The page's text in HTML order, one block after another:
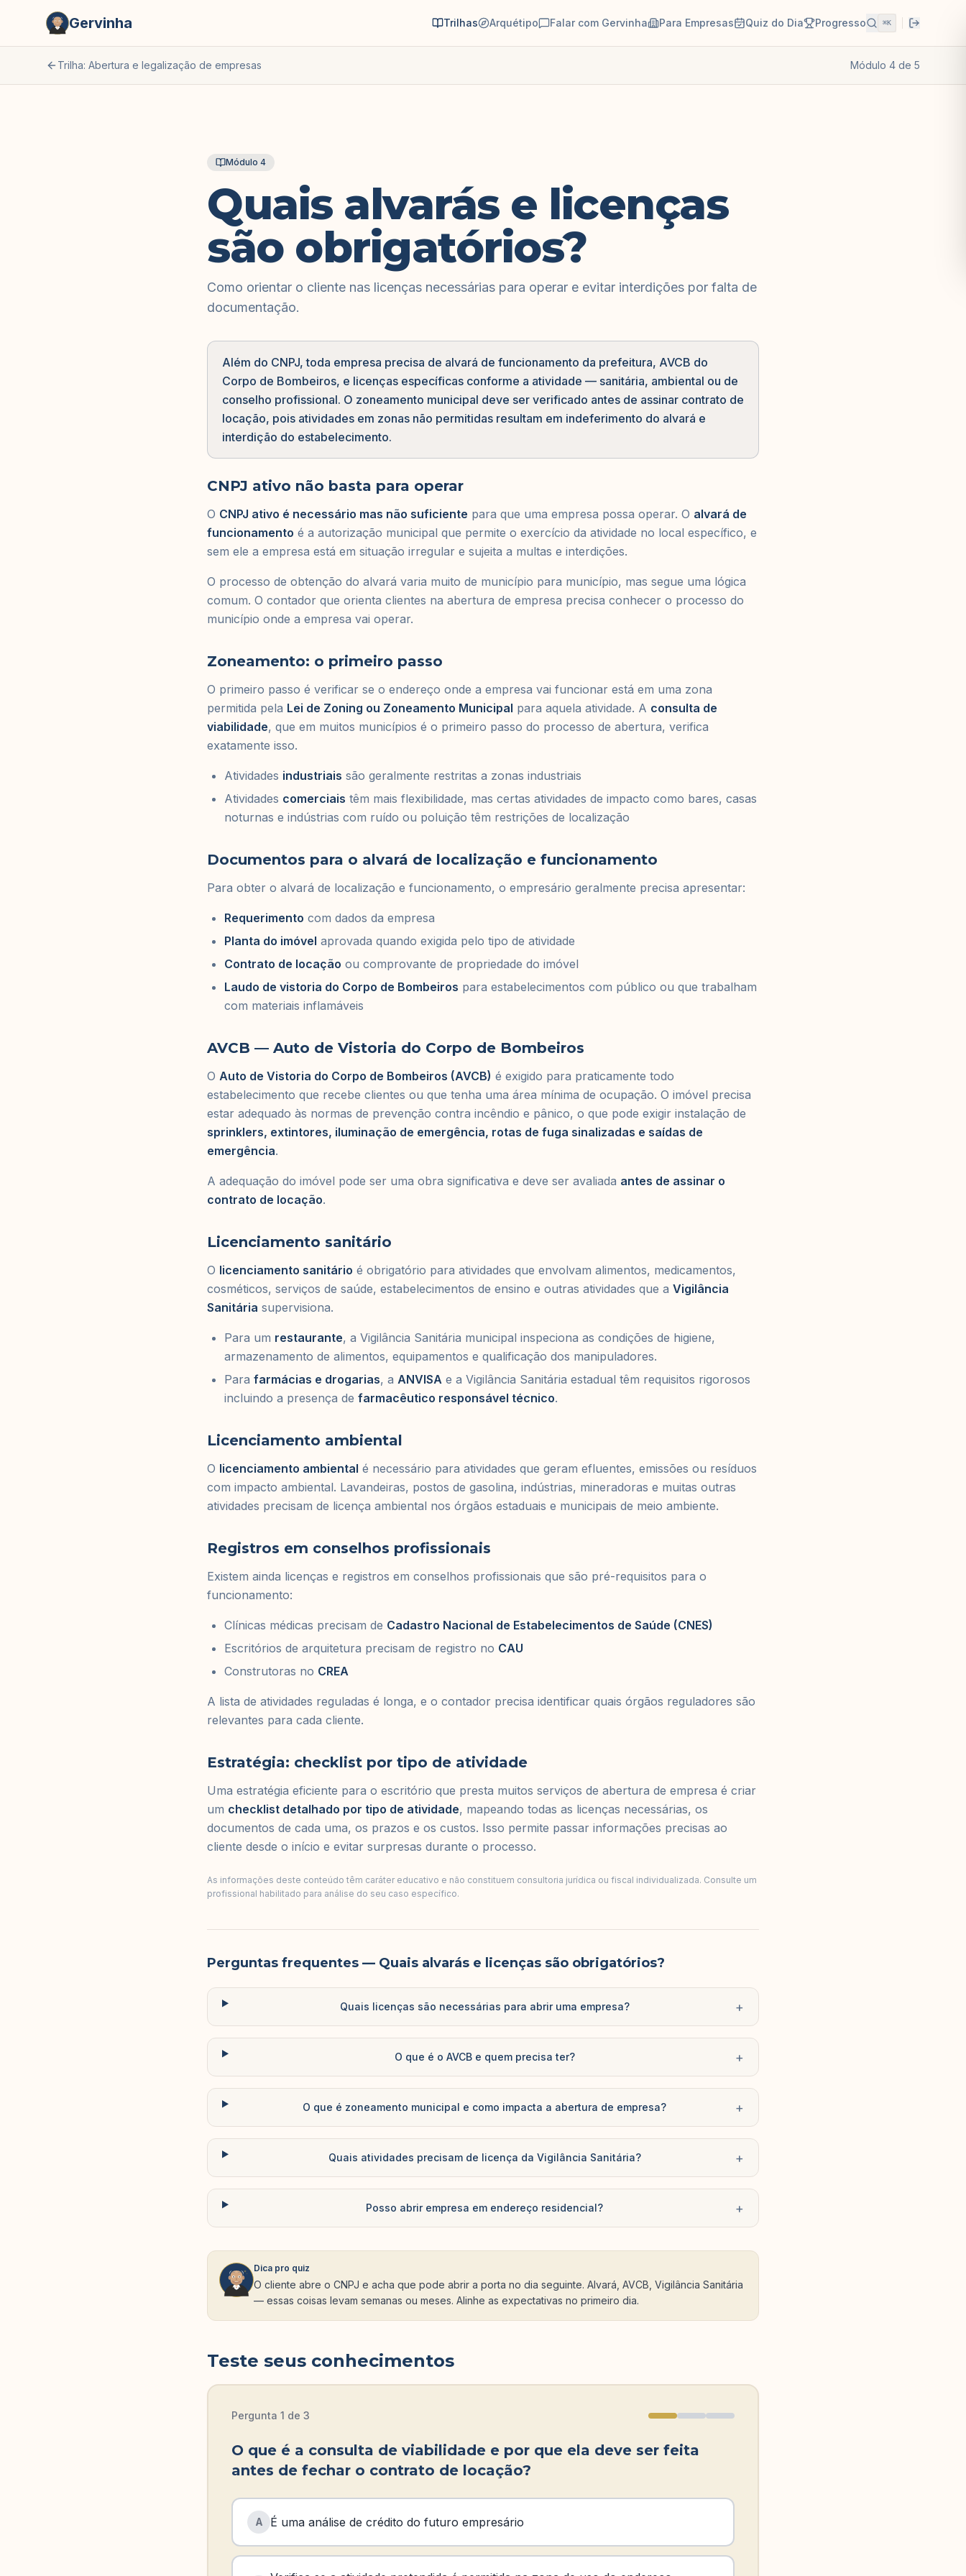
Gervinha Trilhas Arquétipo Falar com Gervinha Para Empresas Quiz do Dia Progresso ⌘K
Trilha: Abertura e legalização de empresas Módulo 4 de 5
Módulo 4
Quais alvarás e licenças
são obrigatórios?
Como orientar o cliente nas licenças necessárias para operar e evitar interdições por falta de
documentação.
Além do CNPJ, toda empresa precisa de alvará de funcionamento da prefeitura, AVCB do
Corpo de Bombeiros, e licenças específicas conforme a atividade — sanitária, ambiental ou de
conselho profissional. O zoneamento municipal deve ser verificado antes de assinar contrato de
locação, pois atividades em zonas não permitidas resultam em indeferimento do alvará e
interdição do estabelecimento.
CNPJ ativo não basta para operar
O CNPJ ativo é necessário mas não suficiente para que uma empresa possa operar. O alvará de
funcionamento é a autorização municipal que permite o exercício da atividade no local específico, e
sem ele a empresa está em situação irregular e sujeita a multas e interdições.
O processo de obtenção do alvará varia muito de município para município, mas segue uma lógica
comum. O contador que orienta clientes na abertura de empresa precisa conhecer o processo do
município onde a empresa vai operar.
Zoneamento: o primeiro passo
O primeiro passo é verificar se o endereço onde a empresa vai funcionar está em uma zona
permitida pela Lei de Zoning ou Zoneamento Municipal para aquela atividade. A consulta de
viabilidade, que em muitos municípios é o primeiro passo do processo de abertura, verifica
exatamente isso.
Atividades industriais são geralmente restritas a zonas industriais
Atividades comerciais têm mais flexibilidade, mas certas atividades de impacto como bares, casas
noturnas e indústrias com ruído ou poluição têm restrições de localização
Documentos para o alvará de localização e funcionamento
Para obter o alvará de localização e funcionamento, o empresário geralmente precisa apresentar:
Requerimento com dados da empresa
Planta do imóvel aprovada quando exigida pelo tipo de atividade
Contrato de locação ou comprovante de propriedade do imóvel
Laudo de vistoria do Corpo de Bombeiros para estabelecimentos com público ou que trabalham
com materiais inflamáveis
AVCB — Auto de Vistoria do Corpo de Bombeiros
O Auto de Vistoria do Corpo de Bombeiros (AVCB) é exigido para praticamente todo
estabelecimento que recebe clientes ou que tenha uma área mínima de ocupação. O imóvel precisa
estar adequado às normas de prevenção contra incêndio e pânico, o que pode exigir instalação de
sprinklers, extintores, iluminação de emergência, rotas de fuga sinalizadas e saídas de
emergência.
A adequação do imóvel pode ser uma obra significativa e deve ser avaliada antes de assinar o
contrato de locação.
Licenciamento sanitário
O licenciamento sanitário é obrigatório para atividades que envolvam alimentos, medicamentos,
cosméticos, serviços de saúde, estabelecimentos de ensino e outras atividades que a Vigilância
Sanitária supervisiona.
Para um restaurante, a Vigilância Sanitária municipal inspeciona as condições de higiene,
armazenamento de alimentos, equipamentos e qualificação dos manipuladores.
Para farmácias e drogarias, a ANVISA e a Vigilância Sanitária estadual têm requisitos rigorosos
incluindo a presença de farmacêutico responsável técnico.
Licenciamento ambiental
O licenciamento ambiental é necessário para atividades que geram efluentes, emissões ou resíduos
com impacto ambiental. Lavandeiras, postos de gasolina, indústrias, mineradoras e muitas outras
atividades precisam de licença ambiental nos órgãos estaduais e municipais de meio ambiente.
Registros em conselhos profissionais
Existem ainda licenças e registros em conselhos profissionais que são pré-requisitos para o
funcionamento:
Clínicas médicas precisam de Cadastro Nacional de Estabelecimentos de Saúde (CNES)
Escritórios de arquitetura precisam de registro no CAU
Construtoras no CREA
A lista de atividades reguladas é longa, e o contador precisa identificar quais órgãos reguladores são
relevantes para cada cliente.
Estratégia: checklist por tipo de atividade
Uma estratégia eficiente para o escritório que presta muitos serviços de abertura de empresa é criar
um checklist detalhado por tipo de atividade, mapeando todas as licenças necessárias, os
documentos de cada uma, os prazos e os custos. Isso permite passar informações precisas ao
cliente desde o início e evitar surpresas durante o processo.
As informações deste conteúdo têm caráter educativo e não constituem consultoria jurídica ou fiscal individualizada. Consulte um
profissional habilitado para análise do seu caso específico.
Perguntas frequentes — Quais alvarás e licenças são obrigatórios?
Quais licenças são necessárias para abrir uma empresa? +
O que é o AVCB e quem precisa ter? +
O que é zoneamento municipal e como impacta a abertura de empresa? +
Quais atividades precisam de licença da Vigilância Sanitária? +
Posso abrir empresa em endereço residencial? +
Dica pro quiz
O cliente abre o CNPJ e acha que pode abrir a porta no dia seguinte. Alvará, AVCB, Vigilância Sanitária
— essas coisas levam semanas ou meses. Alinhe as expectativas no primeiro dia.
Teste seus conhecimentos
Pergunta 1 de 3
O que é a consulta de viabilidade e por que ela deve ser feita
antes de fechar o contrato de locação?
A É uma análise de crédito do futuro empresário